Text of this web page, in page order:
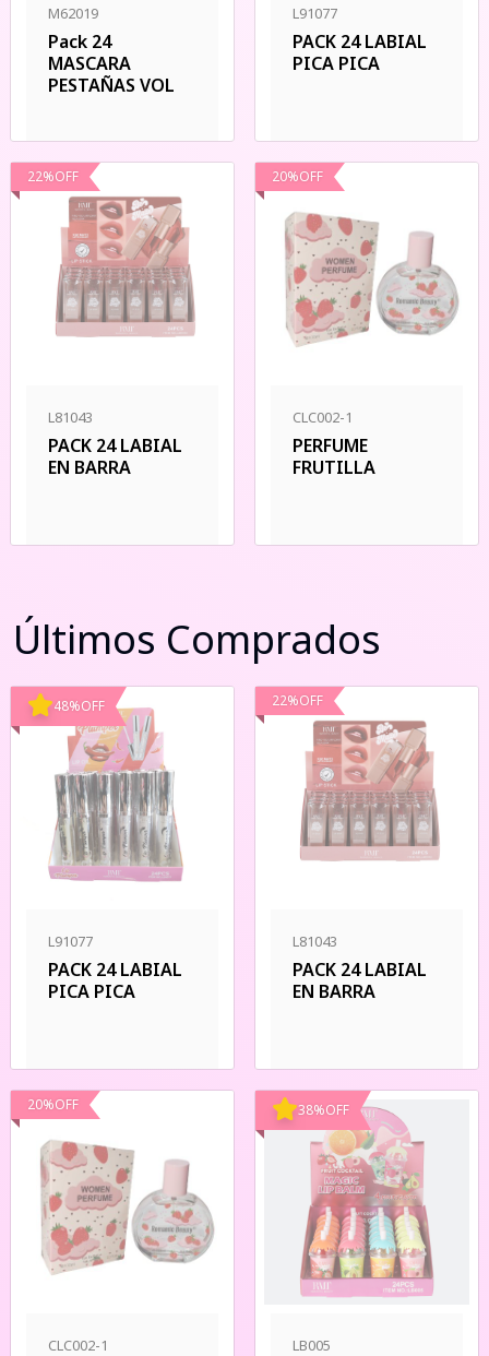
M62019
Pack 24
MASCARA
PESTAÑAS VOL
L91077
PACK 24 LABIAL
PICA PICA
22%OFF
L81043
PACK 24 LABIAL
EN BARRA
20%OFF
CLC002-1
PERFUME
FRUTILLA
Últimos Comprados
48%OFF
L91077
PACK 24 LABIAL
PICA PICA
22%OFF
L81043
PACK 24 LABIAL
EN BARRA
20%OFF
CLC002-1
38%OFF
LB005